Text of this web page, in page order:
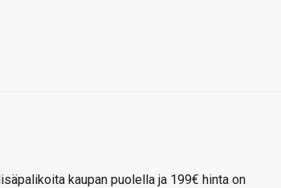
kaupan puolella ja 199€ hinta on